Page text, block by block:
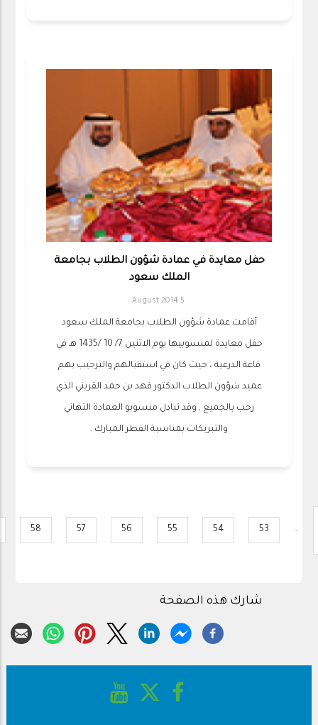
حفل معايدة في عمادة شؤون الطلاب بجامعة
الملك سعود
5 August 2014
أقامت عمادة شؤون الطلاب بجامعة الملك سعود
حفل معايدة لمنسوبيها يوم الاثنين 7/ 10 /1435 هـ في
قاعة الدرعية ، حيث كان في استقبالهم والترحيب بهم
عميد شؤون الطلاب الدكتور فهد بن حمد القريني الذي
رحب بالجميع , وقد تبادل منسوبو العمادة التهاني
والتبريكات بمناسبة الفطر المبارك .
Pagination
…
Page
53
Page
54
Page
55
Page
56
Page
57
Page
58
شارك هذه الصفحة